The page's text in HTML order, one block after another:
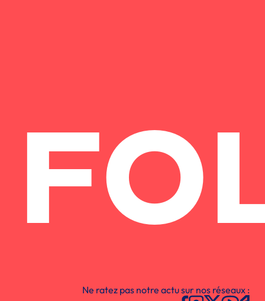
Ne ratez pas notre actu sur nos réseaux :